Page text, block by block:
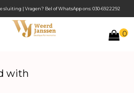
0
sluiting | Vragen? Bel of WhatsApp ons: 030-6922292
with